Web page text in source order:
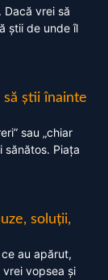
vrei să
știi de unde îl
să știi înainte
sau „chiar
sănătos. Piața
soluții,
au apărut,
vopsea și